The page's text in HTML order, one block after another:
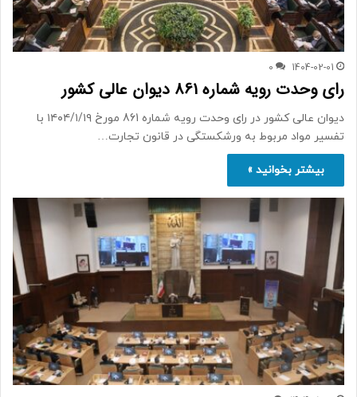
1404-02-01
0
رای وحدت رویه شماره 861 دیوان عالی کشور
دیوان عالی کشور در رای وحدت رویه شماره 861 مورخ ۱۴۰۴/۱/۱۹ با
تفسیر مواد مربوط به ورشکستگی در قانون تجارت…
بیشتر بخوانید »